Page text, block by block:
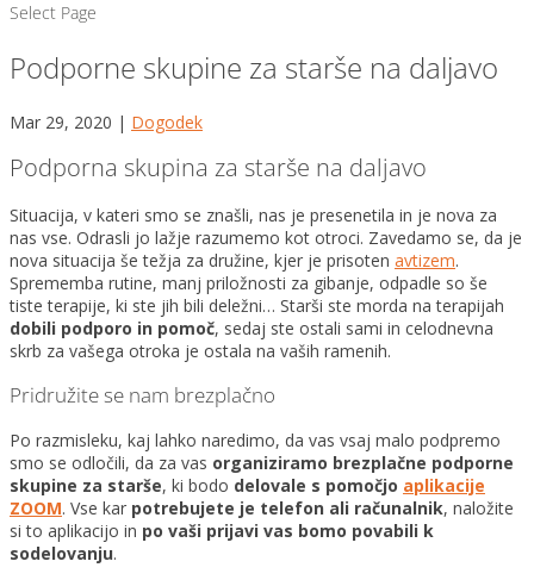
Select Page
Podporne skupine za starše na daljavo
Mar 29, 2020 | Dogodek
Podporna skupina za starše na daljavo
Situacija, v kateri smo se znašli, nas je presenetila in je nova za
nas vse. Odrasli jo lažje razumemo kot otroci. Zavedamo se, da je
nova situacija še težja za družine, kjer je prisoten avtizem.
Sprememba rutine, manj priložnosti za gibanje, odpadle so še
tiste terapije, ki ste jih bili deležni… Starši ste morda na terapijah
dobili podporo in pomoč, sedaj ste ostali sami in celodnevna
skrb za vašega otroka je ostala na vaših ramenih.
Pridružite se nam brezplačno
Po razmisleku, kaj lahko naredimo, da vas vsaj malo podpremo
smo se odločili, da za vas organiziramo brezplačne podporne
skupine za starše, ki bodo delovale s pomočjo aplikacije
ZOOM. Vse kar potrebujete je telefon ali računalnik, naložite
si to aplikacijo in po vaši prijavi vas bomo povabili k
sodelovanju.